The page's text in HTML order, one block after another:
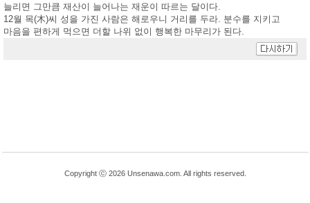
늘리면 그만큼 재산이 늘어나는 재운이 따르는 달이다.
12월 목(木)씨 성을 가진 사람은 해로우니 거리를 두라. 분수를 지키고
마음을 편하게 먹으면 더할 나위 없이 행복한 마무리가 된다.
Copyright ⓒ 2026 Unsenawa.com. All rights reserved.